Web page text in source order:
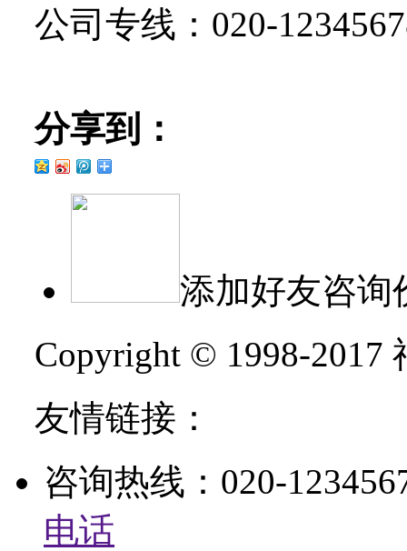
公司专线：020-
分享到：
添加好友咨询
Copyright © 1998-2017
友情链接：
咨询热线：020-
电话